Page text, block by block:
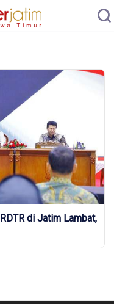
di Jatim Lambat,